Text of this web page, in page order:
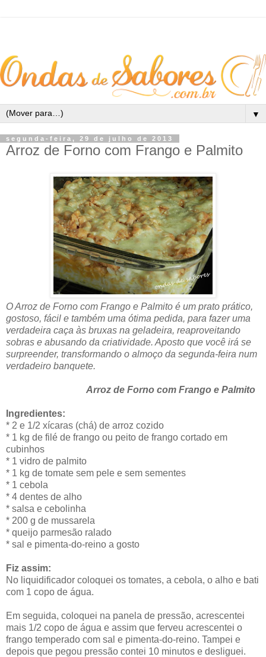
▼
segunda-feira, 29 de julho de 2013
Arroz de Forno com Frango e Palmito
O Arroz de Forno com Frango e Palmito é um prato prático,
gostoso, fácil e também uma ótima pedida, para fazer uma
verdadeira caça às bruxas na geladeira, reaproveitando
sobras e abusando da criatividade. Aposto que você irá se
surpreender, transformando o almoço da segunda-feira num
verdadeiro banquete.
Arroz de Forno com Frango e Palmito
Ingredientes:
* 2 e 1/2 xícaras (chá) de arroz cozido
* 1 kg de filé de frango ou peito de frango cortado em
cubinhos
* 1 vidro de palmito
* 1 kg de tomate sem pele e sem sementes
* 1 cebola
* 4 dentes de alho
* salsa e cebolinha
* 200 g de mussarela
* queijo parmesão ralado
* sal e pimenta-do-reino a gosto
Fiz assim:
No liquidificador coloquei os tomates, a cebola, o alho e bati
com 1 copo de água.
Em seguida, coloquei na panela de pressão, acrescentei
mais 1/2 copo de água e assim que ferveu acrescentei o
frango temperado com sal e pimenta-do-reino. Tampei e
depois que pegou pressão contei 10 minutos e desliguei.